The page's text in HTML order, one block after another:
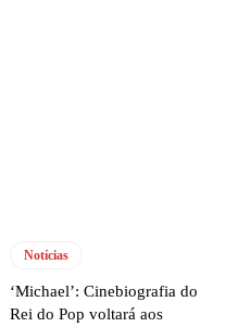
Notícias
‘Michael’: Cinebiografia do
Rei do Pop voltará aos